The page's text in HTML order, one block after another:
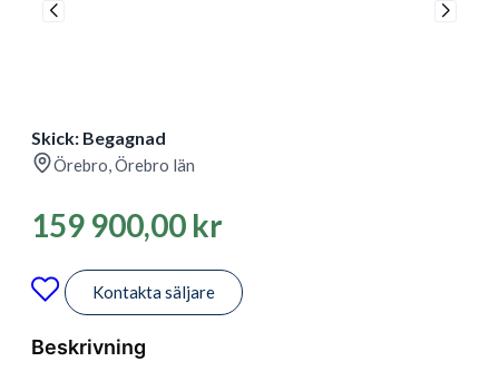
Skick: Begagnad
Örebro, Örebro län
159 900,00 kr
Kontakta säljare
Beskrivning